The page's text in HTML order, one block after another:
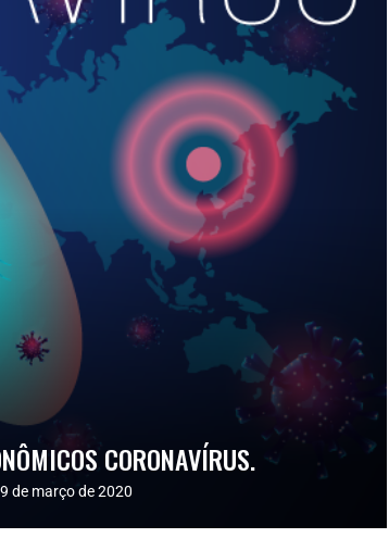
CORONAVÍRUS.
de março de 2020